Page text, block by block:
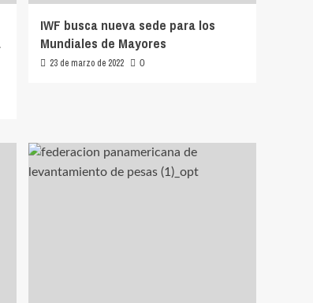
IWF busca nueva sede para los
Mundiales de Mayores
23 de marzo de 2022 0